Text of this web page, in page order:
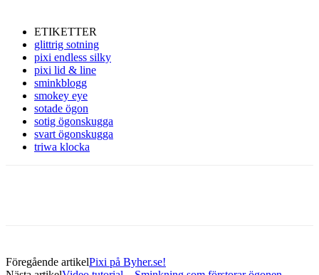
ETIKETTER
glittrig sotning
pixi endless silky
pixi lid & line
sminkblogg
smokey eye
sotade ögon
sotig ögonskugga
svart ögonskugga
triwa klocka
Föregående artikelPixi på Byher.se!